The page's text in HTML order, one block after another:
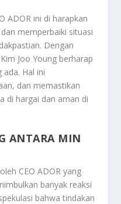
ADOR ini di harapkan
memperbaiki situasi
Dengan
Joo Young berharap
Hal ini
dan memastikan
di hargai dan aman di
ANTARA MIN
CEO ADOR yang
banyak reaksi
bahwa tindakan